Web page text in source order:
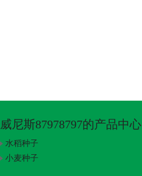
威尼斯87978797的产品中心
水稻种子
小麦种子